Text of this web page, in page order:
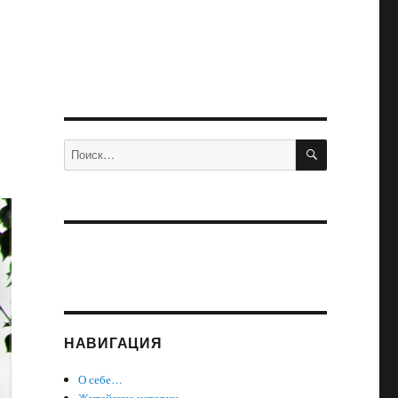
Искать: ПОИСК
НАВИГАЦИЯ
О себе…